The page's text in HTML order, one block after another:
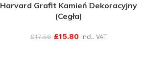
Harvard Grafit Kamień Dekoracyjny
(Cegła)
£17.56 £15.80 incl. VAT